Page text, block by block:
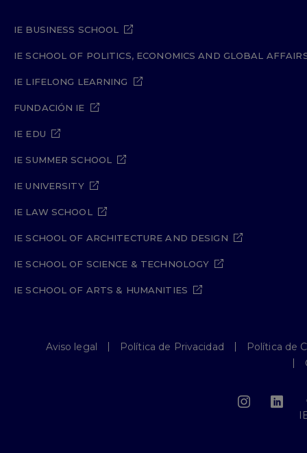
IE BUSINESS SCHOOL
IE SCHOOL OF POLITICS, ECONOMICS AND GLOBAL
IE LIFELONG LEARNING
FUNDACIÓN IE
IE EDU
IE SUMMER SCHOOL
IE UNIVERSITY
IE LAW SCHOOL
IE SCHOOL OF ARCHITECTURE AND DESIGN
IE SCHOOL OF SCIENCE & TECHNOLOGY
IE SCHOOL OF ARTS & HUMANITIES
Aviso legal Política de Privacidad
Política de